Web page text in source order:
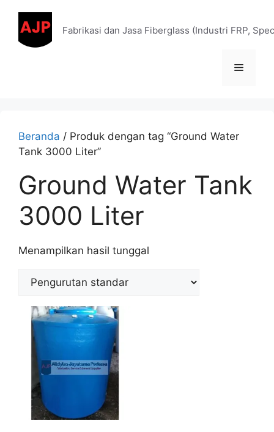
Fabrikasi dan Jasa Fiberglass (Industri FRP,
Beranda / Produk dengan tag “Ground Water
Tank 3000 Liter”
Ground Water Tank
3000 Liter
Menampilkan hasil tunggal